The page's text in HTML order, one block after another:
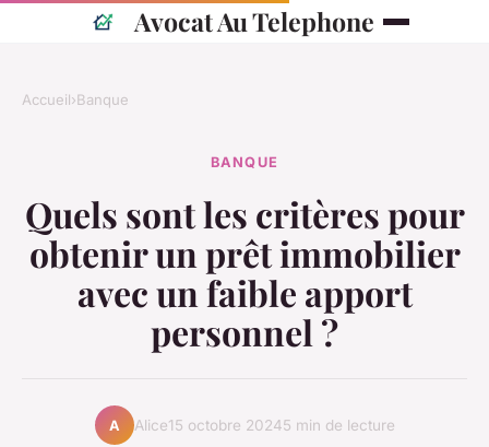
Avocat Au Telephone
Accueil›Banque
BANQUE
Quels sont les critères pour
obtenir un prêt immobilier
avec un faible apport
personnel ?
A Alice15 octobre 20245 min de lecture